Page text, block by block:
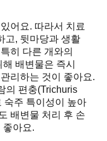
어요. 따라서 치료
고, 뒷마당과 생활
히 다른 개와의
배변물은 즉시
리하는 것이 좋아요.
의 편충(Trichuris
숙주 특이성이 높아
배변물 처리 후 손
좋아요.